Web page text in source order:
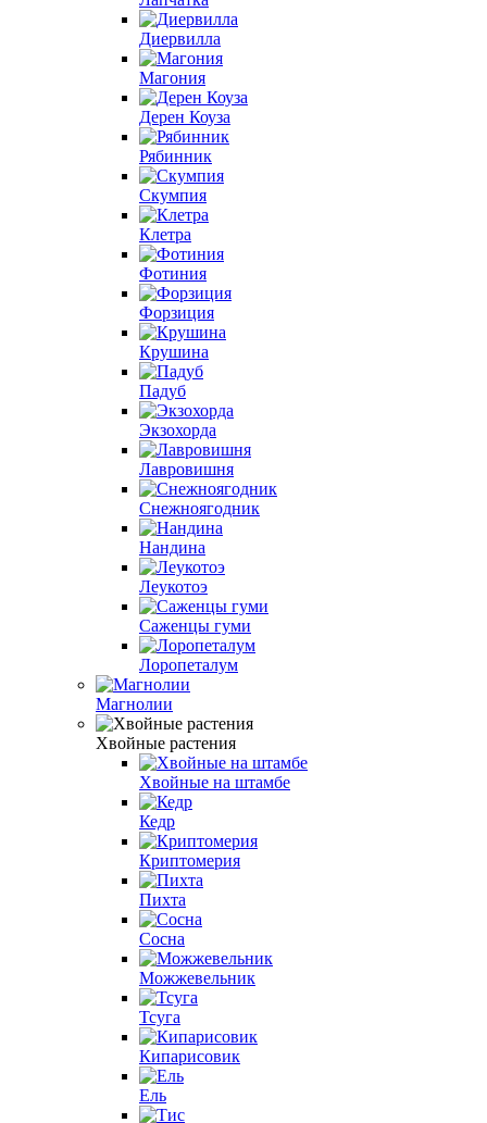
Диервилла
Магония
Дерен Коуза
Рябинник
Скумпия
Клетра
Фотиния
Форзиция
Крушина
Падуб
Экзохорда
Лавровишня
Снежноягодник
Нандина
Леукотоэ
Саженцы гуми
Лоропеталум
Магнолии
Хвойные растения
Хвойные на штамбе
Кедр
Криптомерия
Пихта
Сосна
Можжевельник
Тсуга
Кипарисовик
Ель